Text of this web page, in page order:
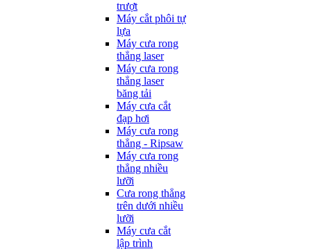
trượt
Máy cắt phôi tự
lựa
Máy cưa rong
thẳng laser
Máy cưa rong
thẳng laser
băng tải
Máy cưa cắt
đạp hơi
Máy cưa rong
thẳng - Ripsaw
Máy cưa rong
thẳng nhiều
lưỡi
Cưa rong thẳng
trên dưới nhiều
lưỡi
Máy cưa cắt
lập trình